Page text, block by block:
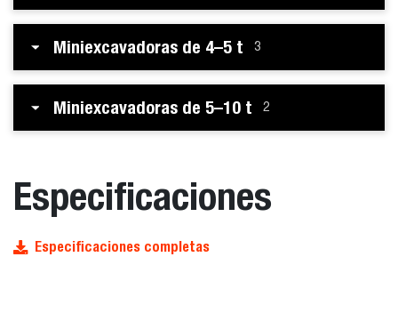
Miniexcavadoras de 4–5 t 3
Miniexcavadoras de 5–10 t 2
Especificaciones
Especificaciones completas